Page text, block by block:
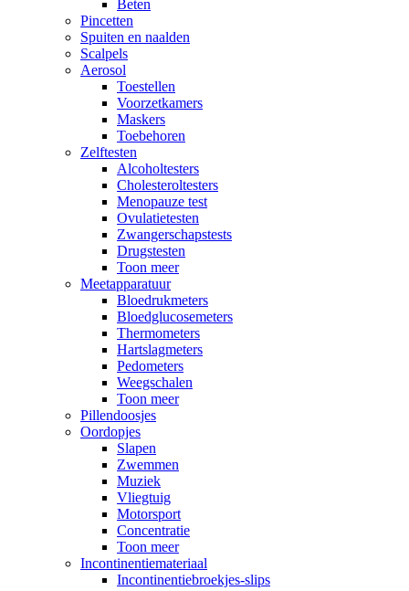
Beten
Pincetten
Spuiten en naalden
Scalpels
Aerosol
Toestellen
Voorzetkamers
Maskers
Toebehoren
Zelftesten
Alcoholtesters
Cholesteroltesters
Menopauze test
Ovulatietesten
Zwangerschapstests
Drugstesten
Toon meer
Meetapparatuur
Bloedrukmeters
Bloedglucosemeters
Thermometers
Hartslagmeters
Pedometers
Weegschalen
Toon meer
Pillendoosjes
Oordopjes
Slapen
Zwemmen
Muziek
Vliegtuig
Motorsport
Concentratie
Toon meer
Incontinentiemateriaal
Incontinentiebroekjes-slips